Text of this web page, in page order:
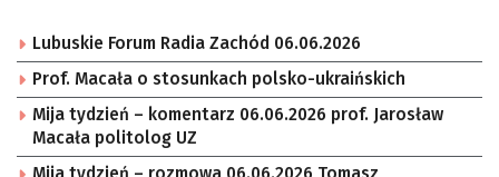
Lubuskie Forum Radia Zachód 06.06.2026
Prof. Macała o stosunkach polsko-ukraińskich
Mija tydzień – komentarz 06.06.2026 prof. Jarosław
Macała politolog UZ